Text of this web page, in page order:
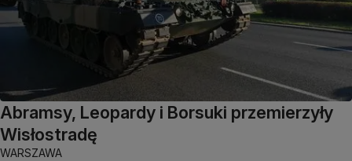
Abramsy, Leopardy i Borsuki przemierzyły
Wisłostradę
WARSZAWA